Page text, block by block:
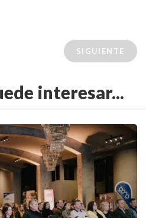
SIGUIENTE
interesar...